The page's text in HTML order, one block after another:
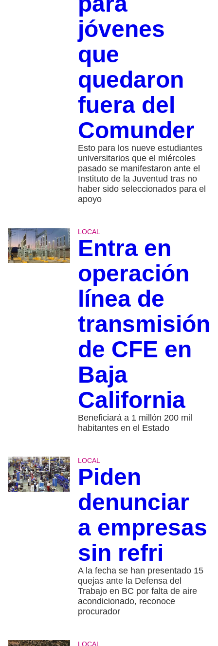
jóvenes
que
quedaron
fuera del
Comunder
Esto para los nueve estudiantes
universitarios que el miércoles
pasado se manifestaron ante el
Instituto de la Juventud tras no
haber sido seleccionados para el
apoyo
LOCAL
Entra en
operación
línea de
transmisión
de CFE en
Baja
California
Beneficiará a 1 millón 200 mil
habitantes en el Estado
LOCAL
Piden
denunciar
a empresas
sin refri
A la fecha se han presentado 15
quejas ante la Defensa del
Trabajo en BC por falta de aire
acondicionado, reconoce
procurador
LOCAL